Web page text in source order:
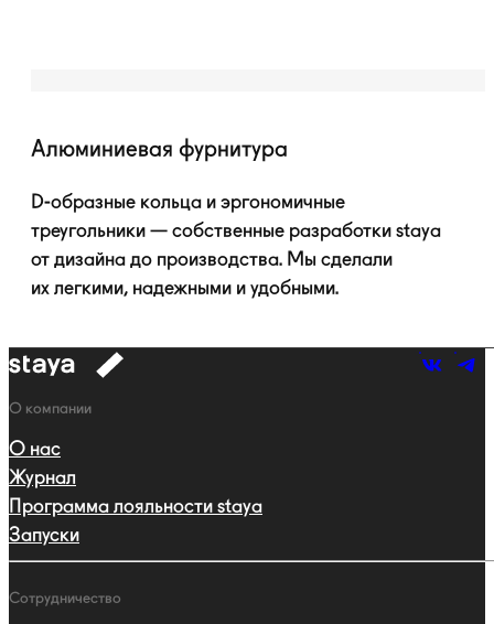
Алюминиевая фурнитура
D-образные кольца и эргономичные
треугольники — собственные разработки staya
от дизайна до производства. Мы сделали
их легкими, надежными и удобными.
к
Навигация
О компании
О нас
Журнал
Программа лояльности staya
Запуски
Сотрудничество